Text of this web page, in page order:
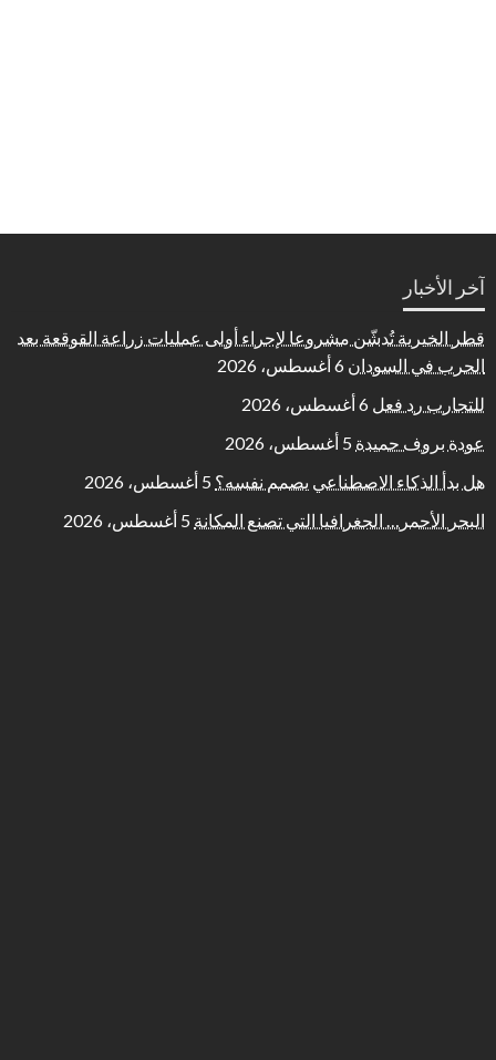
آخر الأخبار
قطر الخيرية تُدشّن مشروعا لإجراء أولى عمليات زراعة القوقعة بعد
الحرب في السودان 6 أغسطس، 2026
للتجارب رد فعل 6 أغسطس، 2026
عودة بروف حميدة 5 أغسطس، 2026
هل بدأ الذكاء الاصطناعي يصمم نفسه؟ 5 أغسطس، 2026
البحر الأحمر… الجغرافيا التي تصنع المكانة 5 أغسطس، 2026